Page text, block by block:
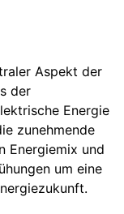
Aspekt der
der
Energie
zunehmende
Energiemix und
um eine